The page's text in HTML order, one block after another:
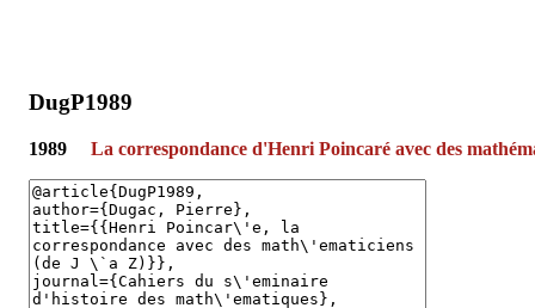
DugP1989
1989 La correspondance d'Henri Poincaré avec des